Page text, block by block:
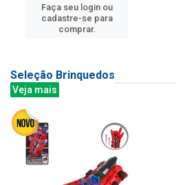
Faça seu login ou
cadastre-se para
comprar.
Seleção Brinquedos
Veja mais